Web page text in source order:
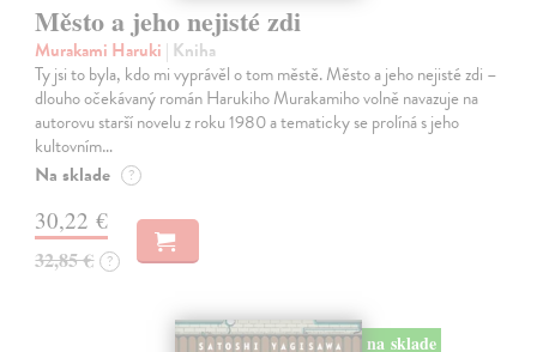
Město a jeho nejisté zdi
Murakami Haruki | Kniha
Ty jsi to byla, kdo mi vyprávěl o tom městě. Město a jeho nejisté zdi –
dlouho očekávaný román Harukiho Murakamiho volně navazuje na
autorovu starší novelu z roku 1980 a tematicky se prolíná s jeho
kultovním…
Na sklade ?
30,22 €
32,85 € ?
na sklade